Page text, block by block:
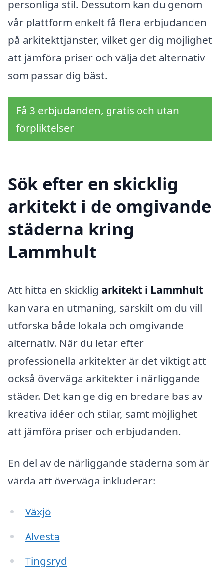
personliga stil. Dessutom kan du genom
vår plattform enkelt få flera erbjudanden
på arkitekttjänster, vilket ger dig möjlighet
att jämföra priser och välja det alternativ
som passar dig bäst.
Få 3 erbjudanden, gratis och utan
förpliktelser
Sök efter en skicklig
arkitekt i de omgivande
städerna kring
Lammhult
Att hitta en skicklig arkitekt i Lammhult
kan vara en utmaning, särskilt om du vill
utforska både lokala och omgivande
alternativ. När du letar efter
professionella arkitekter är det viktigt att
också överväga arkitekter i närliggande
städer. Det kan ge dig en bredare bas av
kreativa idéer och stilar, samt möjlighet
att jämföra priser och erbjudanden.
En del av de närliggande städerna som är
värda att överväga inkluderar:
Växjö
Alvesta
Tingsryd